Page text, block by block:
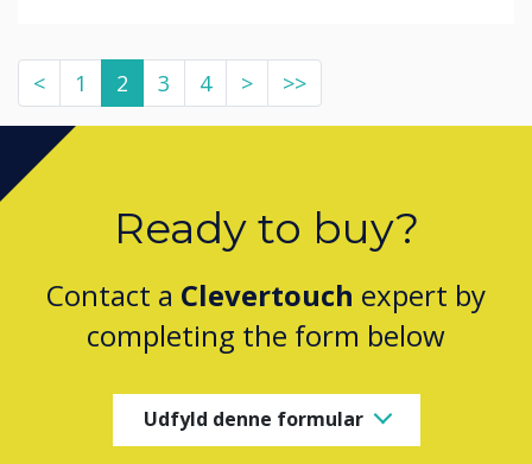
< 1 2 3 4 > >>
Ready to buy?
Contact a Clevertouch expert by
completing the form below
Udfyld denne formular